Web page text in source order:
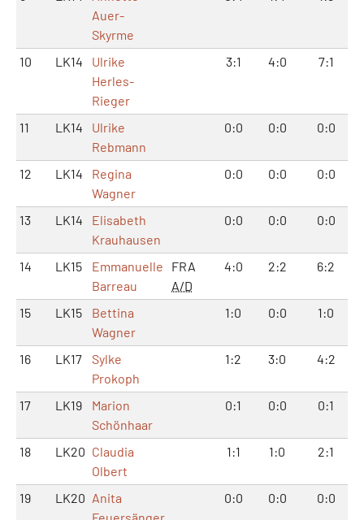
Auer-
Skyrme
10 LK14
Ulrike
Herles-
Rieger
3:1 4:0 7:1
11 LK14
Ulrike
Rebmann
0:0 0:0 0:0
12 LK14
Regina
Wagner
0:0 0:0 0:0
13 LK14
Elisabeth
Krauhausen
0:0 0:0 0:0
14 LK15
Emmanuelle
Barreau
FRA
A/D
4:0 2:2 6:2
15 LK15
Bettina
Wagner
1:0 0:0 1:0
16 LK17
Sylke
Prokoph
1:2 3:0 4:2
17 LK19
Marion
Schönhaar
0:1 0:0 0:1
18 LK20 Claudia
Olbert
1:1 1:0 2:1
19 LK20 Anita
0:0 0:0 0:0